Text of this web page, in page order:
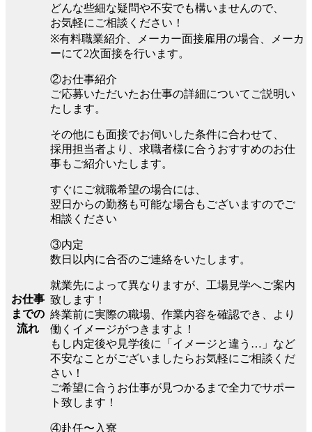
お仕事
までの
流れ
どんな些細な疑問や不安でも構いませんので、
お気軽にご相談ください！
※有料職業紹介、メーカー面接雇用の場合、メーカ
ーにて2次面接を行います。
②お仕事紹介
ご応募いただいたお仕事の詳細についてご説明い
たします。
その他にも面接でお伺いした条件に合わせて、
採用担当者より、求職者様に合うおすすめのお仕
事もご紹介いたします。
すぐにご就職希望の場合には、
翌日からの勤務も可能な場合もございますのでご
相談ください
③内定
数日以内に合否のご連絡をいたします。
就業先によって異なりますが、工場見学へご案内
致します！
終業前に実際の職場、作業内容を確認でき、より
働くイメージがつきますよ！
もし内定後や見学後に「イメージと違う…」など
不安なことがございましたらお気軽にご相談くだ
さい！
ご希望に合うお仕事が見つかるまで全力でサポー
ト致します！
④赴任〜入寮